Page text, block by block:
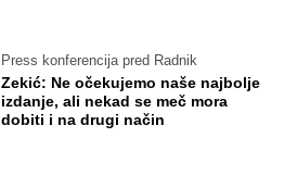
Press konferencija pred Radnik
Zekić: Ne očekujemo naše najbolje
izdanje, ali nekad se meč mora
dobiti i na drugi način